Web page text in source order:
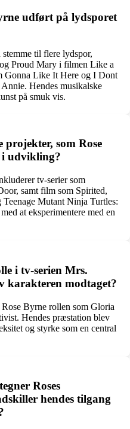
udført på lydsporet
til flere lydspor,
Proud Mary i filmen Like a
Gonna Like It Here og I Dont
Hendes musikalske
på smuk vis.
projekter, som Rose
i udvikling?
tv-serier som
samt film som Spirited,
Mutant Ninja Turtles:
at eksperimentere med en
i tv-serien Mrs.
karakteren modtaget?
Byrne rollen som Gloria
Hendes præstation blev
og styrke som en central
Roses
hendes tilgang